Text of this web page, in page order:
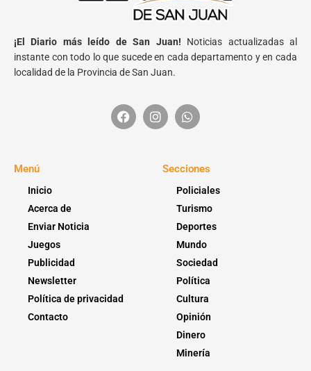
¡El Diario más leído de San Juan! Noticias actualizadas al
instante con todo lo que sucede en cada departamento y en cada
localidad de la Provincia de San Juan.
Menú
Inicio
Acerca de
Enviar Noticia
Juegos
Publicidad
Newsletter
Política de privacidad
Contacto
Secciones
Policiales
Turismo
Deportes
Mundo
Sociedad
Política
Cultura
Opinión
Dinero
Minería